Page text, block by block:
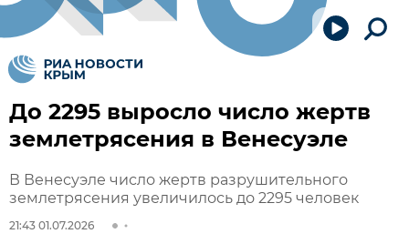
До 2295 выросло число жертв
землетрясения в Венесуэле
В Венесуэле число жертв разрушительного
землетрясения увеличилось до 2295 человек
21:43 01.07.2026